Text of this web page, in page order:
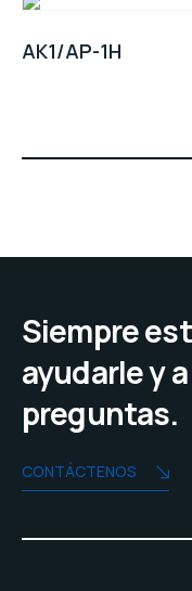
AK1/AP-1H
Siempre
ayudarle y
preguntas.
CONTÁCTENOS